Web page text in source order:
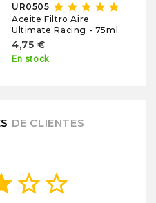
UR0505 star star star star star
Aceite Filtro Aire
Ultimate Racing - 75ml
4,75 €
En stock
DE CLIENTES
star_borderstar_border